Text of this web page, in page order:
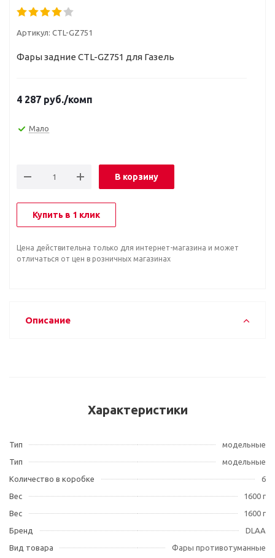
Артикул: CTL-GZ751
Фары задние CTL-GZ751 для Газель
4 287 руб./комп
Мало
В корзину
Купить в 1 клик
Цена действительна только для интернет-магазина и может
отличаться от цен в розничных магазинах
Описание
Характеристики
Тип
модельные
Тип
модельные
Количество в коробке
6
Вес
1600 г
Вес
1600 г
Бренд
DLAA
Вид товара
Фары противотуманные